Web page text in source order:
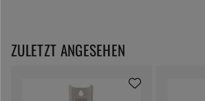
ZULETZT ANGESEHEN